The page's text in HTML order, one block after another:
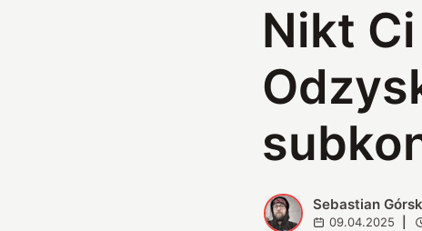
Nikt
S Sebastian
09.04.2025